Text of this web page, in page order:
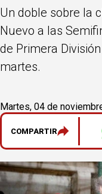
Un doble sobre la
Nuevo a las
de Primera
martes.
Martes, 04 de
COMPARTIR